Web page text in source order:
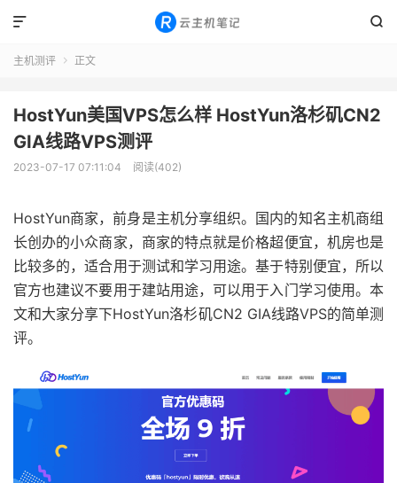


主机测评  正文
HostYun美国VPS怎么样 HostYun洛杉矶CN2
GIA线路VPS测评
2023-07-17 07:11:04 阅读(402)
HostYun商家，前身是主机分享组织。国内的知名主机商组
长创办的小众商家，商家的特点就是价格超便宜，机房也是
比较多的，适合用于测试和学习用途。基于特别便宜，所以
官方也建议不要用于建站用途，可以用于入门学习使用。本
文和大家分享下HostYun洛杉矶CN2 GIA线路VPS的简单测
评。